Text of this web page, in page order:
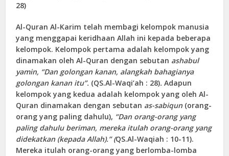
28)
Al-Quran Al-Karim telah membagi kelompok manusia
yang menggapai keridhaan Allah ini kepada beberapa
kelompok. Kelompok pertama adalah kelompok yang
dinamakan oleh Al-Quran dengan sebutan ashabul
yamin, “Dan golongan kanan, alangkah bahagianya
golongan kanan itu”. (QS.Al-Waqi’ah : 28). Adapun
kelompok yang kedua adalah kelompok yang oleh Al-
Quran dinamakan dengan sebutan as-sabiqun (orang-
orang yang paling dahulu), “Dan orang-orang yang
paling dahulu beriman, mereka itulah orang-orang yang
didekatkan (kepada Allah).” (QS.Al-Waqiah : 10-11).
Mereka itulah orang-orang yang berlomba-lomba